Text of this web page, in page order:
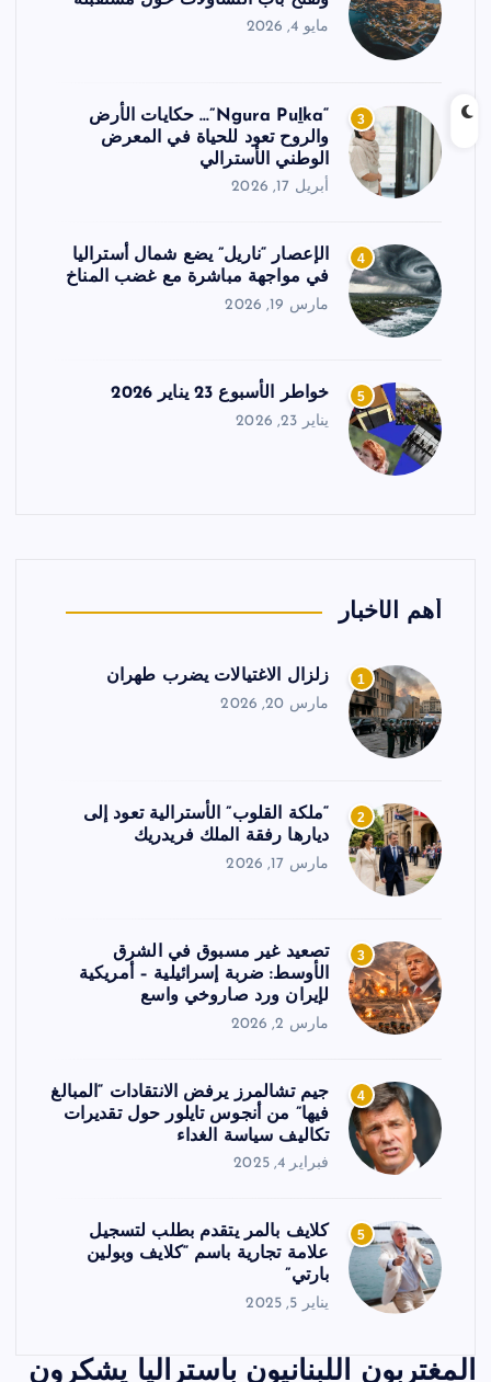
مايو 4, 2026
3
“Ngura Puḻka”… حكايات الأرض
والروح تعود للحياة في المعرض
الوطني الأسترالي
أبريل 17, 2026
4
الإعصار “ناريل” يضع شمال أستراليا
في مواجهة مباشرة مع غضب المناخ
مارس 19, 2026
5 خواطر الأسبوع 23 يناير 2026
يناير 23, 2026
أهم الأخبار
1 زلزال الاغتيالات يضرب طهران
مارس 20, 2026
2
“ملكة القلوب” الأسترالية تعود إلى
ديارها رفقة الملك فريدريك
مارس 17, 2026
3
تصعيد غير مسبوق في الشرق
الأوسط: ضربة إسرائيلية – أمريكية
لإيران ورد صاروخي واسع
مارس 2, 2026
4
جيم تشالمرز يرفض الانتقادات “المبالغ
فيها” من أنجوس تايلور حول تقديرات
تكاليف سياسة الغداء
فبراير 4, 2025
5
كلايف بالمر يتقدم بطلب لتسجيل
علامة تجارية باسم “كلايف وبولين
بارتي”
يناير 5, 2025
المغتربون اللبنانيون باستراليا يشكرون